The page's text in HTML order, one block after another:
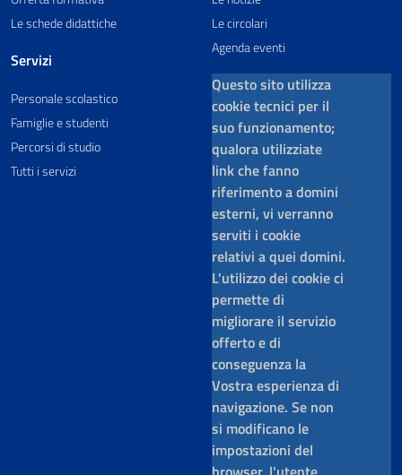
Le schede didattiche
Servizi
Personale scolastico
Famiglie e studenti
Percorsi di studio
Tutti i servizi
Le circolari
Agenda eventi
Questo sito utilizza
cookie tecnici per il
suo funzionamento;
qualora utilizziate
link che fanno
riferimento a domini
esterni, vi verranno
serviti i cookie
relativi a quei domini.
L'utilizzo dei cookie ci
permette di
migliorare il servizio
offerto e di
conseguenza la
Vostra esperienza di
navigazione. Se non
si modificano le
impostazioni del